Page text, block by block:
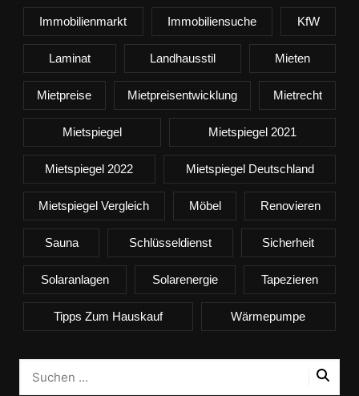
Immobilienmarkt Immobiliensuche KfW
Laminat Landhausstil Mieten
Mietpreise Mietpreisentwicklung Mietrecht
Mietspiegel Mietspiegel 2021
Mietspiegel 2022 Mietspiegel Deutschland
Mietspiegel Vergleich Möbel Renovieren
Sauna Schlüsseldienst Sicherheit
Solaranlagen Solarenergie Tapezieren
Tipps Zum Hauskauf Wärmepumpe